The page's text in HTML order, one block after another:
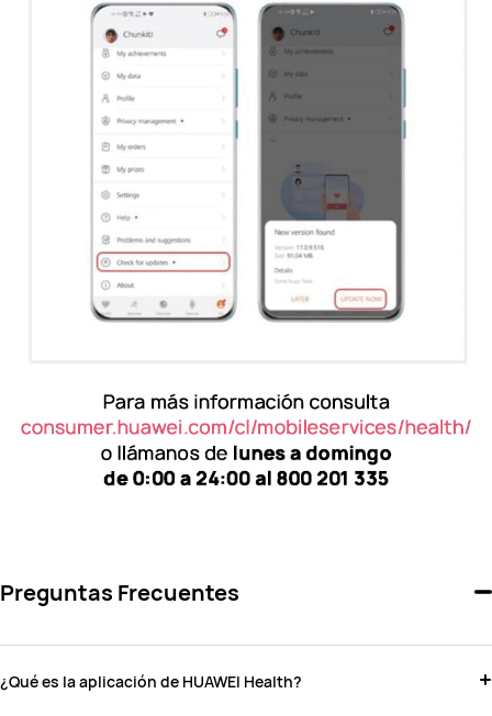
Preguntas Frecuentes
¿Qué es la aplicación de HUAWEI Health?